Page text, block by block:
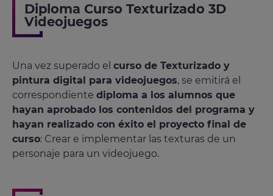
Diploma Curso Texturizado 3D
Videojuegos
Una vez superado el curso de Texturizado y
pintura digital para videojuegos, se emitirá el
correspondiente diploma a los alumnos que
hayan aprobado los contenidos del programa y
hayan realizado con éxito el proyecto final de
curso: Crear e implementar las texturas de un
personaje para un videojuego.